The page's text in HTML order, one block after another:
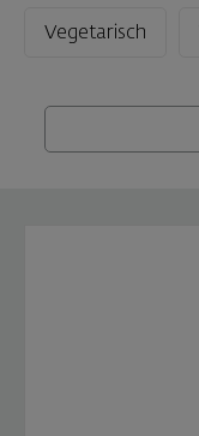
Vegetarisch